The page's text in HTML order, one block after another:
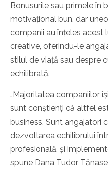
Bonusurile sau primele în
motivațional bun, dar
companii au înțeles acest
creative, oferindu-le
stilul de viață sau despre
echilibrată.
„Majoritatea companiilor
sunt conștienți că altfel
business. Sunt angajatori
dezvoltarea echilibrului
profesională, și
spune Dana Tudor